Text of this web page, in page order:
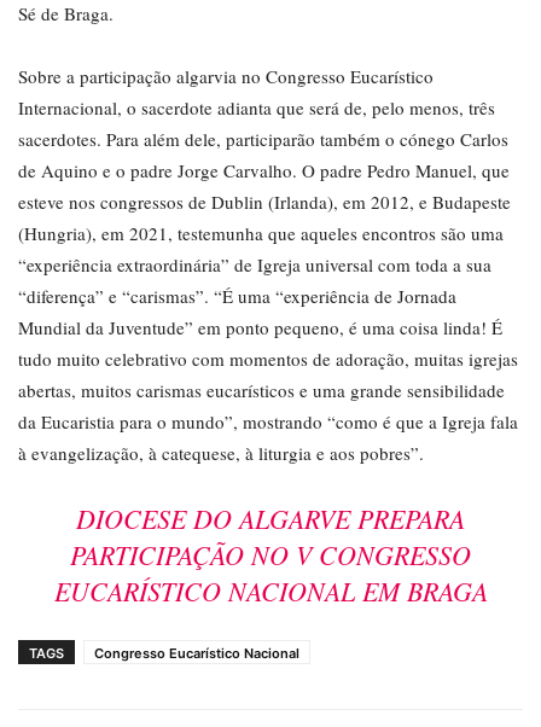
Sé de Braga.
Sobre a participação algarvia no Congresso Eucarístico
Internacional, o sacerdote adianta que será de, pelo menos, três
sacerdotes. Para além dele, participarão também o cónego Carlos
de Aquino e o padre Jorge Carvalho. O padre Pedro Manuel, que
esteve nos congressos de Dublin (Irlanda), em 2012, e Budapeste
(Hungria), em 2021, testemunha que aqueles encontros são uma
“experiência extraordinária” de Igreja universal com toda a sua
“diferença” e “carismas”. “É uma “experiência de Jornada
Mundial da Juventude” em ponto pequeno, é uma coisa linda! É
tudo muito celebrativo com momentos de adoração, muitas igrejas
abertas, muitos carismas eucarísticos e uma grande sensibilidade
da Eucaristia para o mundo”, mostrando “como é que a Igreja fala
à evangelização, à catequese, à liturgia e aos pobres”.
DIOCESE DO ALGARVE PREPARA
PARTICIPAÇÃO NO V CONGRESSO
EUCARÍSTICO NACIONAL EM BRAGA
TAGS Congresso Eucarístico Nacional